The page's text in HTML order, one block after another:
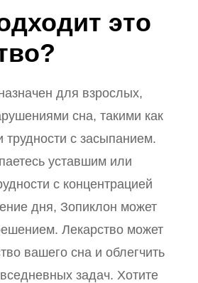
это
для взрослых,
сна, такими как
трудности с засыпанием.
уставшим или
с концентрацией
дня, Зопиклон может
Лекарство может
вашего сна и облегчить
задач. Хотите